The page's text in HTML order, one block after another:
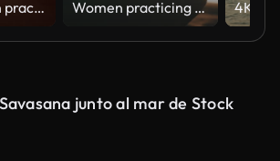
Young woman practicing yoga on the beach. Women practicing yoga on a beach
junto al mar de Stock